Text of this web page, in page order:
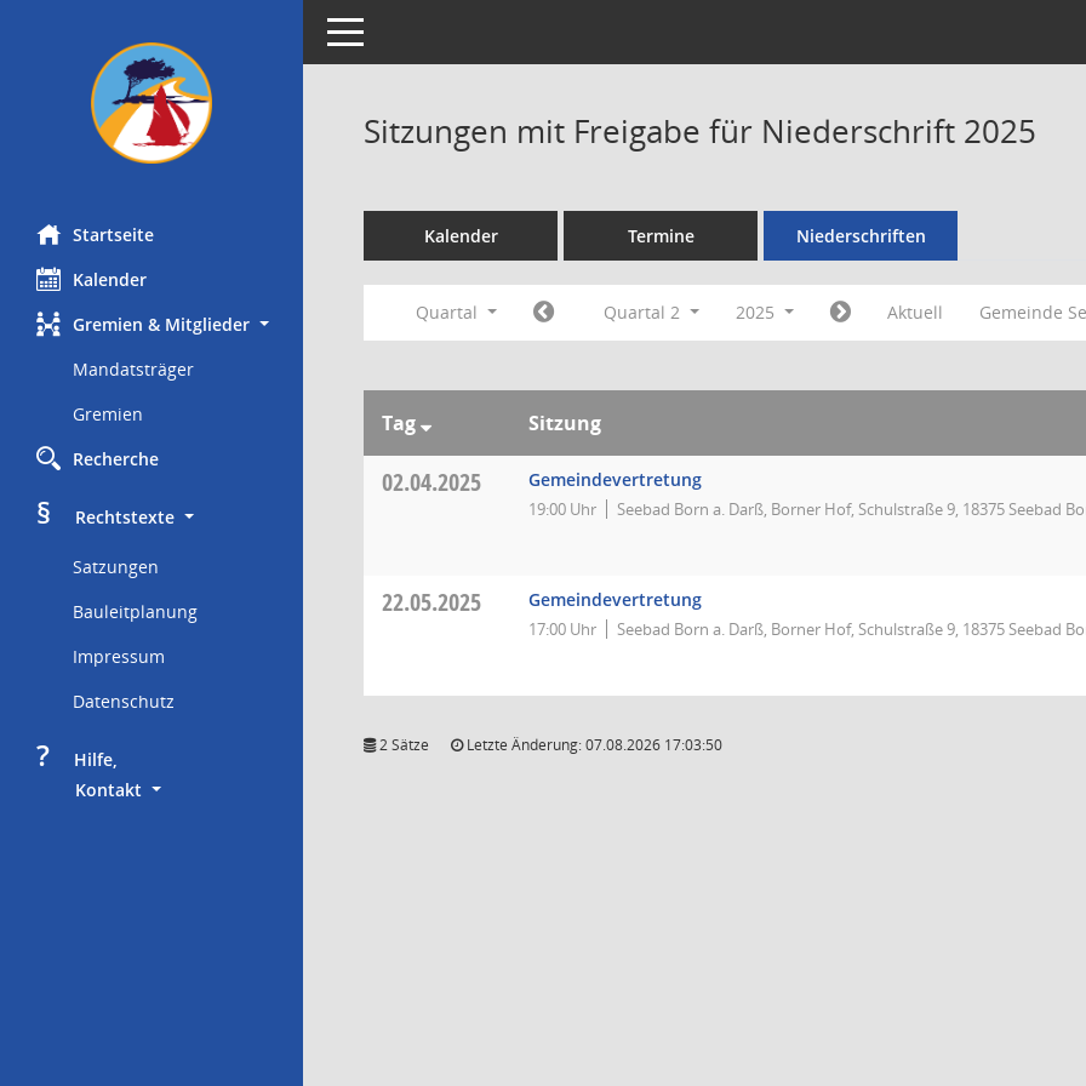
Startseite
Kalender
Gremien & Mitglieder
Mandatsträger
Gremien
Recherche
§
     Rechtstexte
Satzungen
Bauleitplanung
Impressum
Datenschutz
?
     Hilfe,
Kontakt
Toggle navigation
Sitzungen mit Freigabe für Niederschrift 2025
Kalender Termine Niederschriften
Quartal Quartal 2 2025 Aktuell Gemeinde
Tag Sitzung
02.04.2025 Gemeindevertretung
19:00 Uhr Seebad Born a. Darß, Borner Hof, Schulstraße 9, 18375 Seebad
22.05.2025 Gemeindevertretung
17:00 Uhr Seebad Born a. Darß, Borner Hof, Schulstraße 9, 18375 Seebad
2 Sätze Letzte Änderung: 07.08.2026 17:03:50